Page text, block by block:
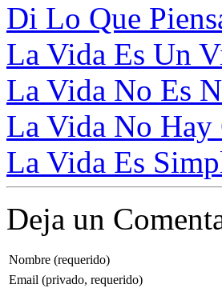
Di Lo Que
La Vida Es Un
La Vida No Es
La Vida No Hay
La Vida Es
Deja un
Nombre (requerido)
Email (privado, requerido)